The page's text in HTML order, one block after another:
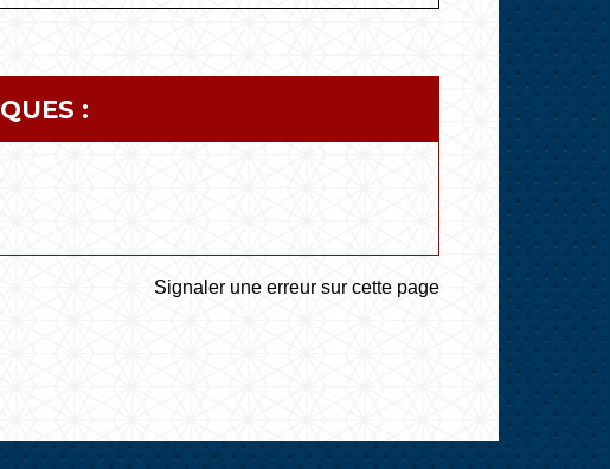
:
Signaler une erreur sur cette page